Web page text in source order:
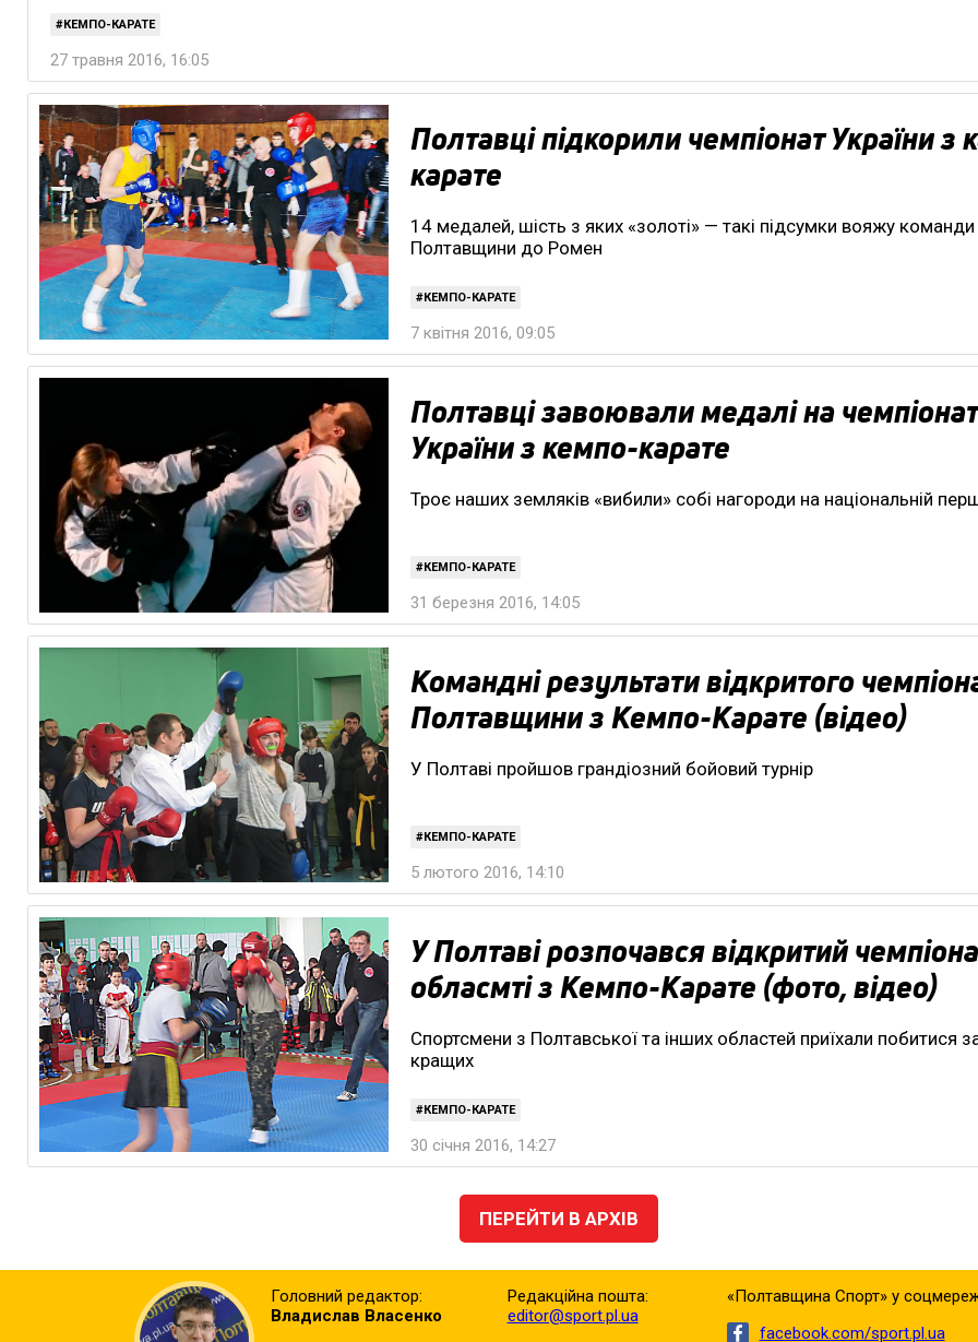
КЕМПО-КАРАТЕ
27 травня 2016, 16:05
Полтавці підкорили чемпіонат України з
карате
14 медалей, шість з яких «золоті» — такі підсумки вояжу команди
Полтавщини до Ромен
КЕМПО-КАРАТЕ
7 квітня 2016, 09:05
Полтавці завоювали медалі на
України з кемпо-карате
Троє наших земляків «вибили» собі нагороди на національній
КЕМПО-КАРАТЕ
31 березня 2016, 14:05
Командні результати відкритого
Полтавщини з Кемпо-Карате (відео)
У Полтаві пройшов грандіозний бойовий турнір
КЕМПО-КАРАТЕ
5 лютого 2016, 14:10
У Полтаві розпочався відкритий
обласмті з Кемпо-Карате (фото, відео)
Спортсмени з Полтавської та інших областей приїхали побитися
кращих
КЕМПО-КАРАТЕ
30 січня 2016, 14:27
ПЕРЕЙТИ В АРХІВ
Головний редактор:
Владислав Власенко
Редакційна пошта:
editor@sport.pl.ua
«Полтавщина Спорт» у
facebook.com/sport.pl.ua